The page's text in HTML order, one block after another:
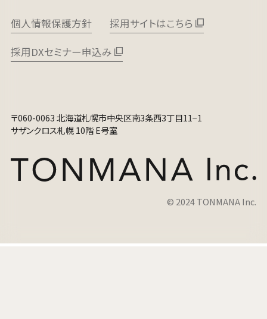
個人情報保護方針 採用サイトはこちら
採用DXセミナー申込み
〒060-0063 北海道札幌市中央区南3条西3丁目11−1
サザンクロス札幌 10階 E号室
© 2024 TONMANA Inc.